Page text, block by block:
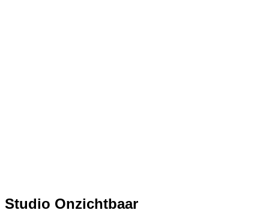
Studio Onzichtbaar